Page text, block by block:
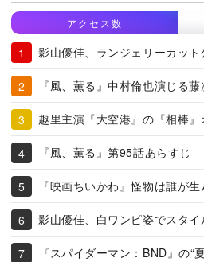
アクセス数
影山優佳、ランジェリーカット
『風、薫る』中村倫也演じる
趣里主演『大空港』の『相棒』
『風、薫る』第95話あらすじ
『映画ちいかわ』怪物は誰が
影山優佳、白ワンピ姿でスタイ
『スパイダーマン：BND』の“